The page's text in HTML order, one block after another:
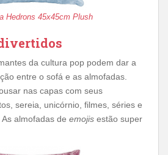
Hedrons 45x45cm Plush
da cultura pop podem dar a
entre o sofá e as almofadas.
nas capas com seus
sereia, unicórnio, filmes, séries e
almofadas de emojis estão super